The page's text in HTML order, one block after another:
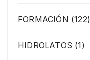
FORMACIÓN (122)
HIDROLATOS (1)